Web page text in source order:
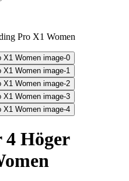
Pro X1 Women
Höger